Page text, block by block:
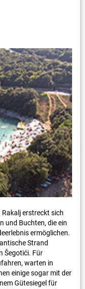
erstreckt sich
und Buchten, die ein
ermöglichen.
Strand
Šegotići. Für
warten in
einige sogar mit der
Gütesiegel für